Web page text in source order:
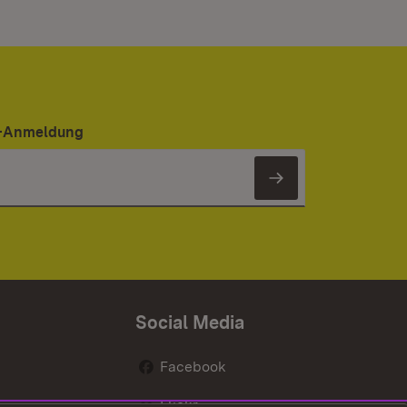
Newsletter
Social Media
Facebook